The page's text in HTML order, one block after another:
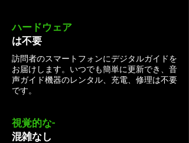
ハードウェア
は不要
訪問者のスマートフォンにデジタルガイドを
お届けします。いつでも簡単に更新でき、音
声ガイド機器のレンタル、充電、修理は不要
です。
視覚的な-
混雑なし